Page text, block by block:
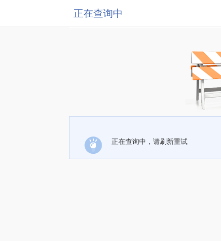
正在查询中
正在查询中，请刷新重试